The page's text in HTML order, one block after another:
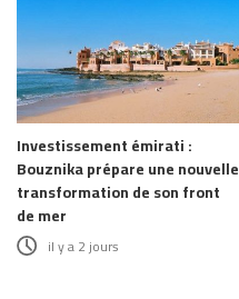
Investissement émirati :
Bouznika prépare une nouvelle
transformation de son front
de mer
il y a 2 jours